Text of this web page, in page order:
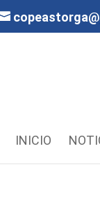
INICIO